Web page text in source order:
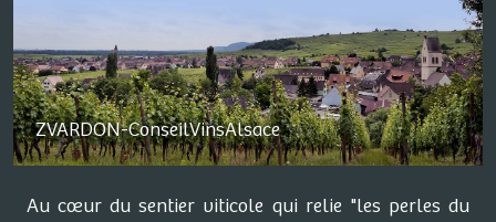
ZVARDON-ConseilVinsAlsace
Au cœur du sentier viticole qui relie "les perles du